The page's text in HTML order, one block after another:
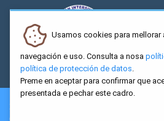
2026 CIG. Confederación Intersindical
Usamos cookies para mellorar
navegación e uso. Consulta a nosa
política de protección de datos.
Preme en aceptar para confirmar que
presentada e pechar este cadro.